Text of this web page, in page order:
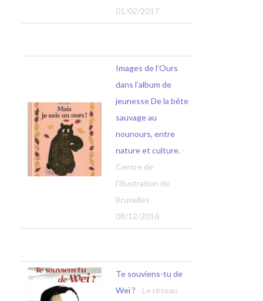
01/02/2017
Images de l’Ours
dans l’album de
jeunesse De la bête
sauvage au
nounours, entre
nature et culture. -
Centre de
l'illustration de
Bruxelles
08/12/2016
Te souviens-tu de
Weï ? - Le réseau